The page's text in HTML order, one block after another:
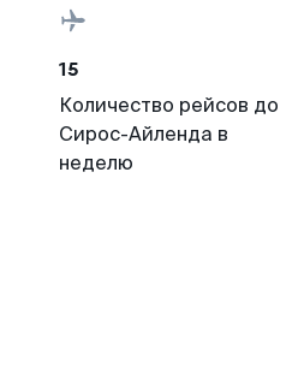
15
Количество рейсов до
Сирос-Айленда в
неделю